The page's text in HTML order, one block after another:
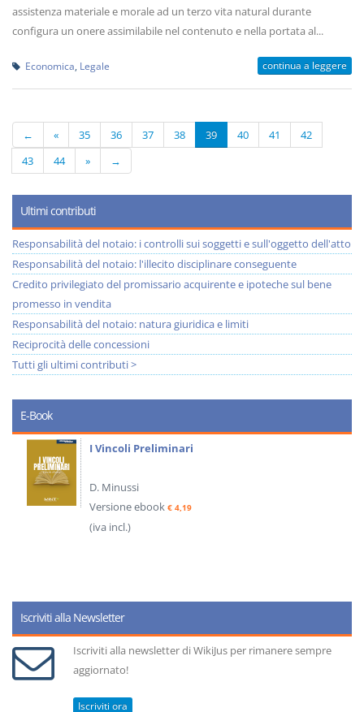
assistenza materiale e morale ad un terzo vita natural durante
configura un onere assimilabile nel contenuto e nella portata al...
Economica Legale continua a leggere
← « 35 36 37 38 39 40 41
42
43
44 » →
Ultimi contributi
Responsabilità del notaio: i controlli sui soggetti e sull'oggetto dell'atto
Responsabilità del notaio: l'illecito disciplinare conseguente
Credito privilegiato del promissario acquirente e ipoteche sul bene
promesso in vendita
Responsabilità del notaio: natura giuridica e limiti
Reciprocità delle concessioni
Tutti gli ultimi contributi >
E-Book
I Vincoli Preliminari
D. Minussi
Versione ebook € 4,19
(iva incl.)
Iscriviti alla Newsletter
Iscriviti alla newsletter di WikiJus per rimanere sempre
aggiornato!
Iscriviti ora